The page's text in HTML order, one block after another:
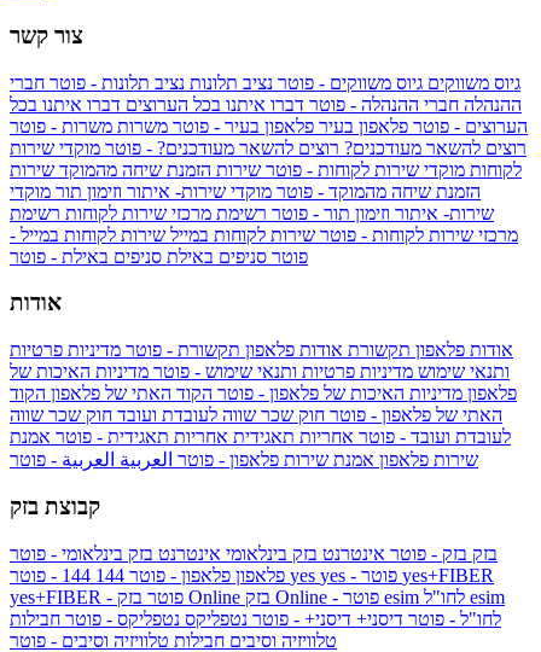
צור קשר
גיוס משווקים גיוס משווקים - פוטר נציב תלונות נציב תלונות - פוטר חברי
ההנהלה חברי ההנהלה - פוטר דברו איתנו בכל הערוצים דברו איתנו בכל
הערוצים - פוטר פלאפון בעיר פלאפון בעיר - פוטר משרות משרות - פוטר
רוצים להשאר מעודכנים? רוצים להשאר מעודכנים? - פוטר מוקדי שירות
לקוחות מוקדי שירות לקוחות - פוטר שירות הזמנת שיחה מהמוקד שירות
הזמנת שיחה מהמוקד - פוטר מוקדי שירות- איתור וזימון תור מוקדי
שירות- איתור וזימון תור - פוטר רשימת מרכזי שירות לקוחות רשימת
מרכזי שירות לקוחות - פוטר שירות לקוחות במייל שירות לקוחות במייל -
פוטר סניפים באילת סניפים באילת - פוטר
אודות
אודות פלאפון תקשורת אודות פלאפון תקשורת - פוטר מדיניות פרטיות
ותנאי שימוש מדיניות פרטיות ותנאי שימוש - פוטר מדיניות האיכות של
פלאפון מדיניות האיכות של פלאפון - פוטר הקוד האתי של פלאפון הקוד
האתי של פלאפון - פוטר חוק שכר שווה לעובדת ועובד חוק שכר שווה
לעובדת ועובד - פוטר אחריות תאגידית אחריות תאגידית - פוטר אמנת
שירות פלאפון אמנת שירות פלאפון - פוטר العربية العربية - פוטר
קבוצת בזק
בזק בזק - פוטר אינטרנט בזק בינלאומי אינטרנט בזק בינלאומי - פוטר
פלאפון פלאפון - פוטר 144 yes
yes+FIBER
yes+FIBER - פוטר בזק Online
esim
לחו"ל - פוטר דיסני+ דיסני+ - פוטר נטפליקס נטפליקס - פוטר חבילות
טלוויזיה וסיבים חבילות טלוויזיה וסיבים - פוטר